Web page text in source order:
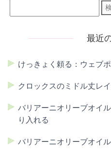
最近
けっきょく頼る：ウェブ
クロックスのミドル丈レ
バリアーニオリーブオイ
り入れる
バリアーニオリーブオイ